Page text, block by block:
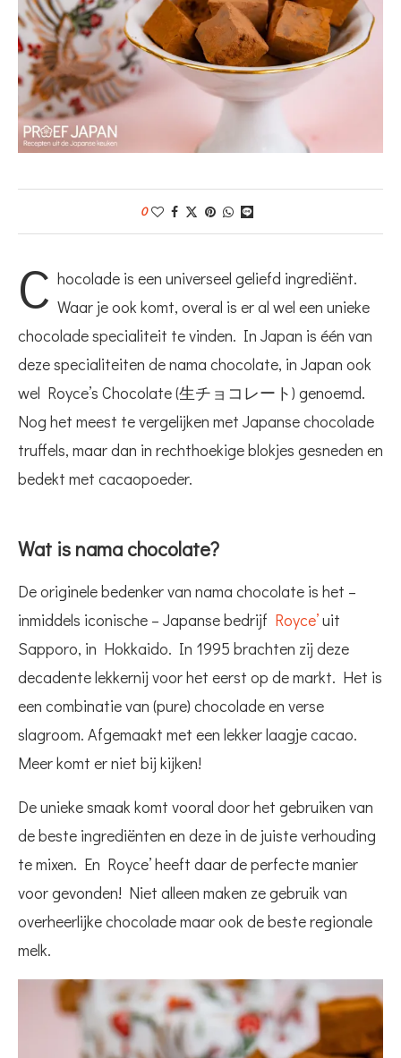
0
C hocolade is een universeel geliefd ingrediënt.
Waar je ook komt, overal is er al wel een unieke
chocolade specialiteit te vinden. In Japan is één van
deze specialiteiten de nama chocolate, in Japan ook
wel Royce’s Chocolate (生チョコレート) genoemd.
Nog het meest te vergelijken met Japanse chocolade
truffels, maar dan in rechthoekige blokjes gesneden en
bedekt met cacaopoeder.
Wat is nama chocolate?
De originele bedenker van nama chocolate is het –
inmiddels iconische – Japanse bedrijf Royce’uit
Sapporo, in Hokkaido. In 1995 brachten zij deze
decadente lekkernij voor het eerst op de markt. Het is
een combinatie van (pure) chocolade en verse
slagroom. Afgemaakt met een lekker laagje cacao.
Meer komt er niet bij kijken!
De unieke smaak komt vooral door het gebruiken van
de beste ingrediënten en deze in de juiste verhouding
te mixen. En Royce’ heeft daar de perfecte manier
voor gevonden! Niet alleen maken ze gebruik van
overheerlijke chocolade maar ook de beste regionale
melk.